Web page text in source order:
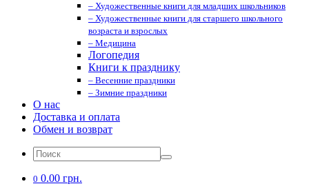
– Художественные книги для младших школьников
– Художественные книги для старшего школьного
возраста и взрослых
– Медицина
Логопедия
Книги к празднику
– Весенние праздники
– Зимние праздники
О нас
Доставка и оплата
Обмен и возврат
0 0.00 грн.